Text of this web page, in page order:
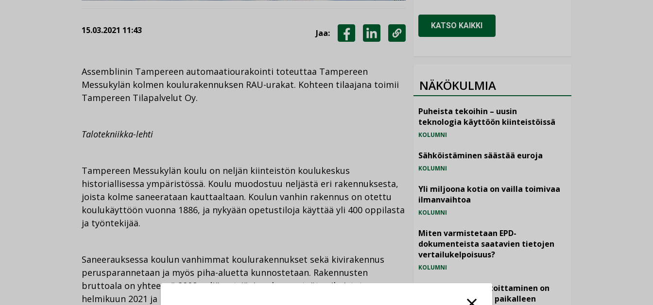
15.03.2021 11:43 Jaa:
Assemblinin Tampereen automaatiourakointi toteuttaa Tampereen
Messukylän kolmen koulurakennuksen RAU-urakat. Kohteen tilaajana toimii
Tampereen Tilapalvelut Oy.
Talotekniikka-lehti
Tampereen Messukylän koulu on neljän kiinteistön koulukeskus
historiallisessa ympäristössä. Koulu muodostuu neljästä eri rakennuksesta,
joista kolme saneerataan kauttaaltaan. Koulun vanhin rakennus on otettu
koulukäyttöön vuonna 1886, ja nykyään opetustiloja käyttää yli 400 oppilasta
ja työntekijää.
Saneerauksessa koulun vanhimmat koulurakennukset sekä kivirakennus
perusparannetaan ja myös piha-aluetta kunnostetaan. Rakennusten
bruttoala on yhteensä 2908 neliömetriä, ja rakennustyöt vaiheistetaan
helmikuun 2021 ja marraskuun 2023 väliselle ajalle.
KATSO KAIKKI
NÄKÖKULMIA
Puheista tekoihin – uusin
teknologia käyttöön kiinteistöissä
KOLUMNI
Sähköistäminen säästää euroja
KOLUMNI
Yli miljoona kotia on vailla toimivaa
ilmanvaihtoa
KOLUMNI
Miten varmistetaan EPD-
dokumenteista saatavien tietojen
vertailukelpoisuus?
KOLUMNI
Vesi- ja viemärimitoittaminen on
jämähtänyt ajassa paikalleen